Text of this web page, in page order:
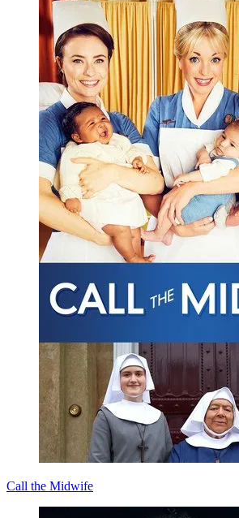
Call the Midwife